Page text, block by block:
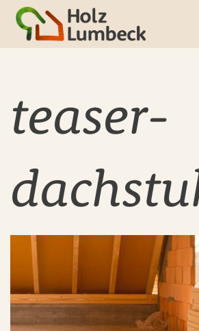
Holz im Garten
Bauholz
Baustoffe
Service
Über uns
Blog
Kontakt
teaser-